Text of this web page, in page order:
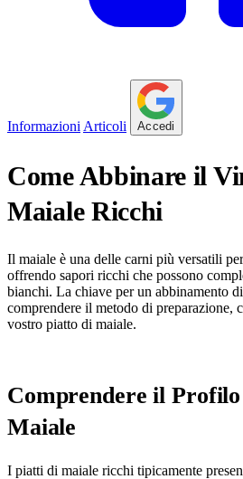
Informazioni Articoli Accedi
Come Abbinare il
Maiale Ricchi
Il maiale è una delle carni più versatili
offrendo sapori ricchi che possono
bianchi. La chiave per un abbinamento di
comprendere il metodo di preparazione,
vostro piatto di maiale.
Comprendere il
Maiale
I piatti di maiale ricchi tipicamente